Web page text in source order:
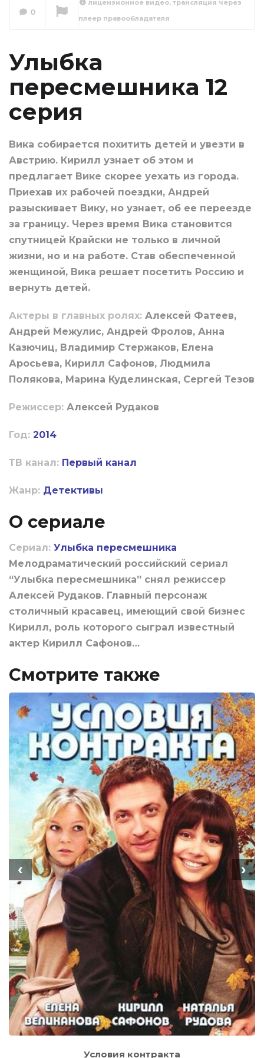
пересмешника 13
0
лицензионное видео, трансляция через
плеер правообладателя
Улыбка
пересмешника 12
серия
Вика собирается похитить детей и увезти в
Австрию. Кирилл узнает об этом и
предлагает Вике скорее уехать из города.
Приехав их рабочей поездки, Андрей
разыскивает Вику, но узнает, об ее переезде
за границу. Через время Вика становится
спутницей Крайски не только в личной
жизни, но и на работе. Став обеспеченной
женщиной, Вика решает посетить Россию и
вернуть детей.
Актеры в главных ролях: Алексей Фатеев,
Андрей Межулис, Андрей Фролов, Анна
Казючиц, Владимир Стержаков, Елена
Аросьева, Кирилл Сафонов, Людмила
Полякова, Марина Куделинская, Сергей Тезов
Режиссер: Алексей Рудаков
Год: 2014
ТВ канал: Первый канал
Жанр: Детективы
О сериале
Сериал: Улыбка пересмешника
Мелодраматический российский сериал
“Улыбка пересмешника” снял режиссер
Алексей Рудаков. Главный персонаж
столичный красавец, имеющий свой бизнес
Кирилл, роль которого сыграл известный
актер Кирилл Сафонов…
Смотрите также
Условия контракта
‹ ›